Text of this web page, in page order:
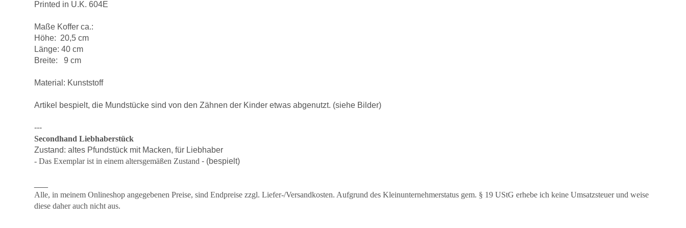
Printed in U.K. 604E
Maße Koffer ca.:
Höhe: 20,5 cm
Länge: 40 cm
Breite: 9 cm
Material: Kunststoff
Artikel bespielt, die Mundstücke sind von den Zähnen der Kinder etwas abgenutzt. (siehe Bilder)
---
Secondhand Liebhaberstück
Zustand: altes Pfundstück mit Macken, für Liebhaber
- Das Exemplar ist in einem altersgemäßen Zustand - (bespielt)
Alle, in meinem Onlineshop angegebenen Preise, sind Endpreise zzgl. Liefer-/Versandkosten. Aufgrund des Kleinunternehmerstatus gem. § 19 UStG erhebe ich keine Umsatzsteuer und weise
diese daher auch nicht aus.